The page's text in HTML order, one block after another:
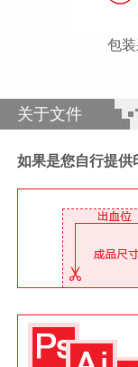
包
关于文件
如果是您自行提供